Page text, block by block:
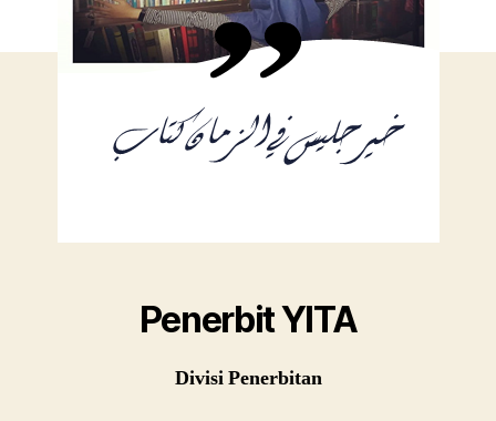
Penerbit YITA
Divisi Penerbitan